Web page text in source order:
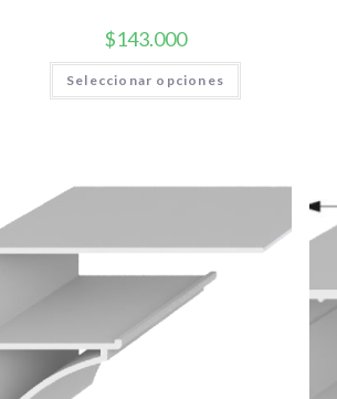
$143.000
Seleccionar opciones